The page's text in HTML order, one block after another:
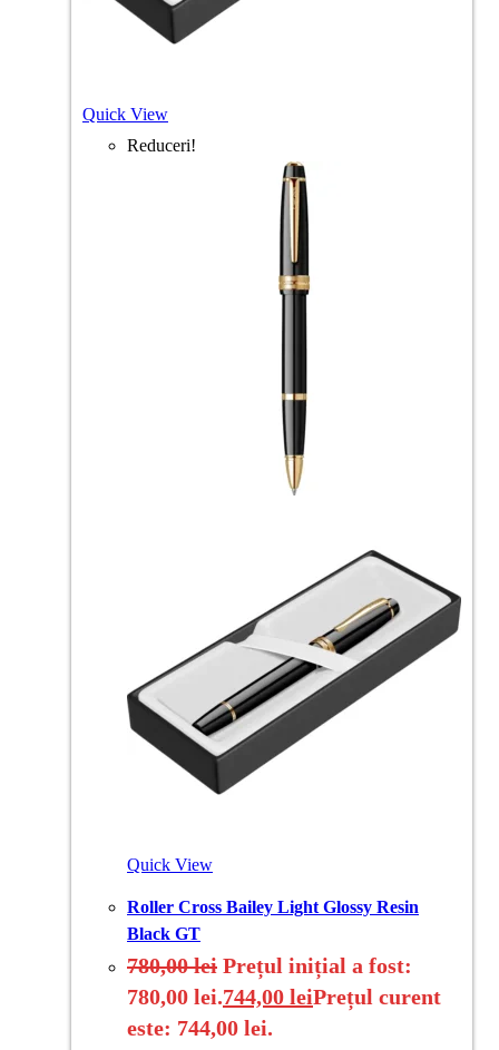
Quick View
Reduceri!
Quick View
Roller Cross Bailey Light Glossy Resin
Black GT
780,00lei Prețul inițial a fost:
780,00 lei.744,00 leiPrețul curent
este: 744,00 lei.